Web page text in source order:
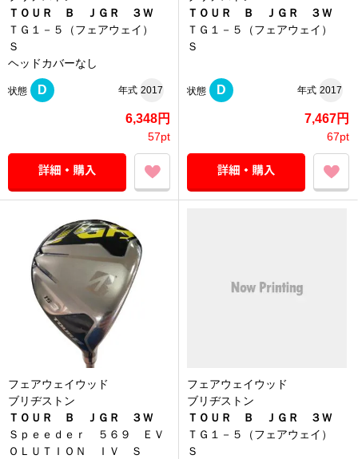
ＴＯＵＲ Ｂ ＪＧＲ ３Ｗ
ＴＧ１－５（フェアウェイ）
Ｓ
ヘッドカバーなし
状態 D 年式 2017
6,348円
57pt
ＴＯＵＲ Ｂ ＪＧＲ ３Ｗ
ＴＧ１－５（フェアウェイ）
Ｓ
状態 D 年式 2017
7,467円
67pt
フェアウェイウッド
ブリヂストン
ＴＯＵＲ Ｂ ＪＧＲ ３Ｗ
Ｓｐｅｅｄｅｒ ５６９ ＥＶ
ＯＬＵＴＩＯＮ ＩＶ Ｓ
フェアウェイウッド
ブリヂストン
ＴＯＵＲ Ｂ ＪＧＲ ３Ｗ
ＴＧ１－５（フェアウェイ）
Ｓ